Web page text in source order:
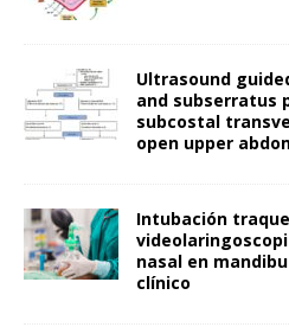
Ultrasound
and subserratus
subcostal
open upper
Intubación
nasal en
clínico